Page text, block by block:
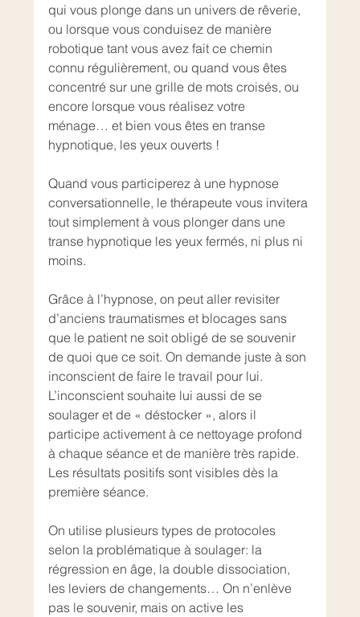
qui vous plonge dans un univers de rêverie,
ou lorsque vous conduisez de manière
robotique tant vous avez fait ce chemin
connu régulièrement, ou quand vous êtes
concentré sur une grille de mots croisés, ou
encore lorsque vous réalisez votre
ménage… et bien vous êtes en transe
hypnotique, les yeux ouverts !
Quand vous participerez à une hypnose
conversationnelle, le thérapeute vous invitera
tout simplement à vous plonger dans une
transe hypnotique les yeux fermés, ni plus ni
moins.
Grâce à l’hypnose, on peut aller revisiter
d’anciens traumatismes et blocages sans
que le patient ne soit obligé de se souvenir
de quoi que ce soit. On demande juste à son
inconscient de faire le travail pour lui.
L’inconscient souhaite lui aussi de se
soulager et de « déstocker », alors il
participe activement à ce nettoyage profond
à chaque séance et de manière très rapide.
Les résultats positifs sont visibles dès la
première séance.
On utilise plusieurs types de protocoles
selon la problématique à soulager: la
régression en âge, la double dissociation,
les leviers de changements… On n’enlève
pas le souvenir, mais on active les